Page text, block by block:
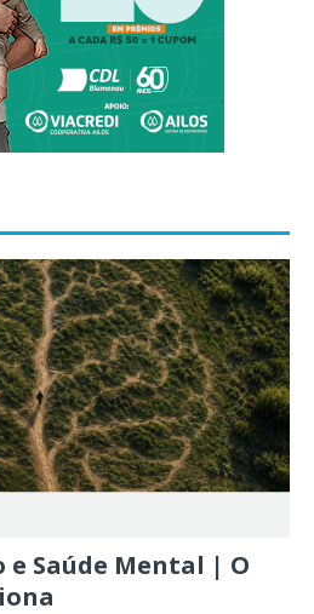
Saúde Mental | O